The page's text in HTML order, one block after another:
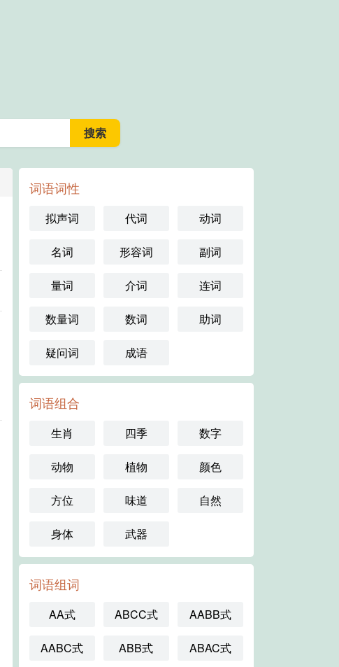
词语词性
拟声词 代词 动词
名词 形容词 副词
量词 介词 连词
数量词 数词 助词
疑问词 成语
词语组合
生肖 四季 数字
动物 植物 颜色
方位 味道 自然
身体 武器
词语组词
AA式 ABCC式 AABB式
AABC式 ABB式 ABAC式